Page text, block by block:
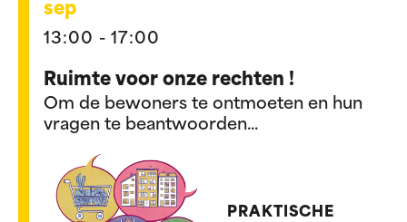
sep
13:00 - 17:00
Ruimte voor onze rechten !
Om de bewoners te ontmoeten en hun
vragen te beantwoorden...
PRAKTISCHE